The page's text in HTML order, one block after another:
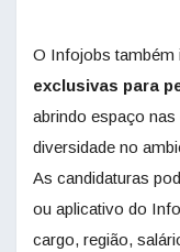
O Infojobs também
exclusivas para
abrindo espaço
diversidade no
As candidaturas
ou aplicativo do
cargo, região,